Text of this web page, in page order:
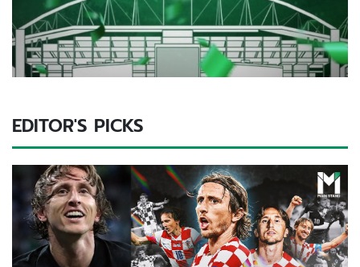
EDITOR'S PICKS